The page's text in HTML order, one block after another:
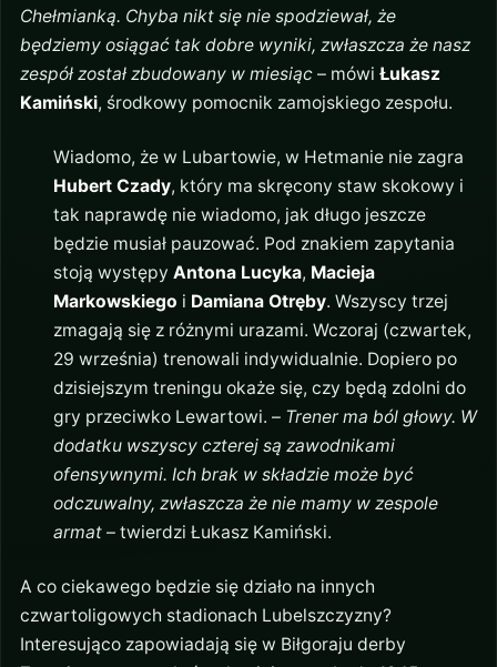
Chełmianką. Chyba nikt się nie spodziewał, że
będziemy osiągać tak dobre wyniki, zwłaszcza że nasz
zespół został zbudowany w miesiąc – mówi Łukasz
Kamiński, środkowy pomocnik zamojskiego zespołu.
Wiadomo, że w Lubartowie, w Hetmanie nie zagra
Hubert Czady, który ma skręcony staw skokowy i
tak naprawdę nie wiadomo, jak długo jeszcze
będzie musiał pauzować. Pod znakiem zapytania
stoją występy Antona Lucyka, Macieja
Markowskiego i Damiana Otręby. Wszyscy trzej
zmagają się z różnymi urazami. Wczoraj (czwartek,
29 września) trenowali indywidualnie. Dopiero po
dzisiejszym treningu okaże się, czy będą zdolni do
gry przeciwko Lewartowi. – Trener ma ból głowy. W
dodatku wszyscy czterej są zawodnikami
ofensywnymi. Ich brak w składzie może być
odczuwalny, zwłaszcza że nie mamy w zespole
armat – twierdzi Łukasz Kamiński.
A co ciekawego będzie się działo na innych
czwartoligowych stadionach Lubelszczyzny?
Interesująco zapowiadają się w Biłgoraju derby